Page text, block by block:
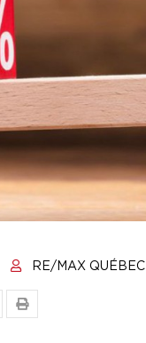
RE/MAX QUÉBEC